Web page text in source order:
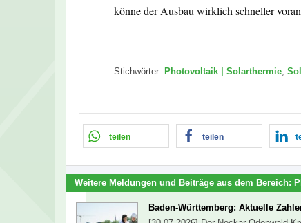
könne der Ausbau wirklich schneller
Stichwörter: Photovoltaik | Solarthermie
teilen teilen
Weitere Meldungen und Beiträge aus dem Bereich:
Baden-Württemberg: Aktuelle